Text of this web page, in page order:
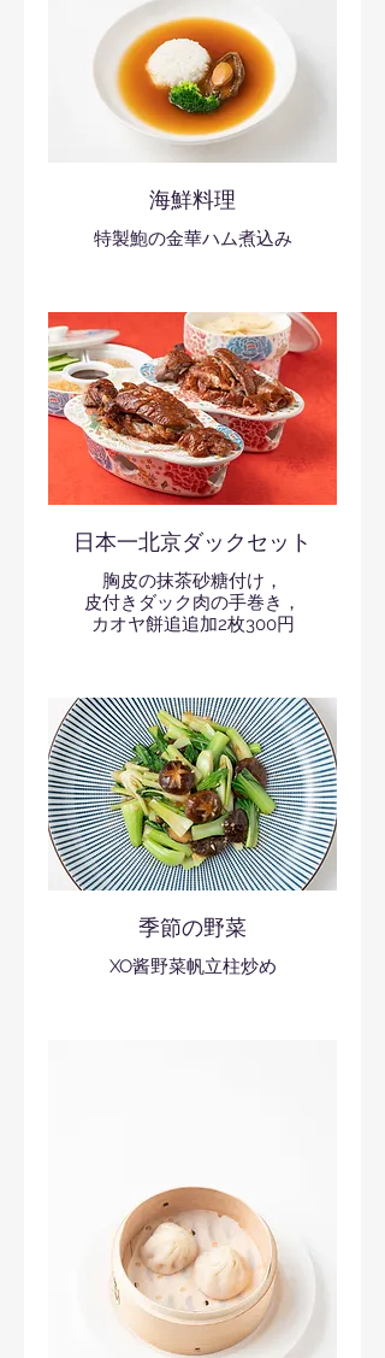
海鮮料理
特製鮑の金華ハム煮込み
日本一北京ダックセット
胸皮の抹茶砂糖付け，
皮付きダック肉の手巻き，
カオヤ餅追追加2枚300円
季節の野菜
XO酱野菜帆立柱炒め